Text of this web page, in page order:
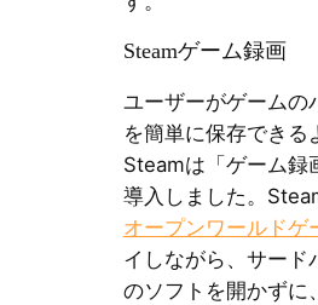
Steamゲーム録画
ユーザーがゲームの
を簡単に保存できる
Steamは「ゲーム録
導入しました。
オープンワールドゲ
イしながら、サード
のソフトを開かずに